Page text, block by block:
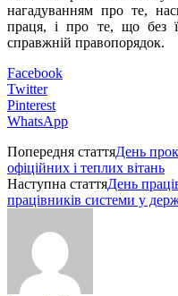
нагадуванням про те,
праця, і про те, що без
справжній правопорядок.
Facebook
Twitter
Pinterest
WhatsApp
Попередня статтяДень
офіційних і теплих вітань
Наступна статтяДень
працівників системи у